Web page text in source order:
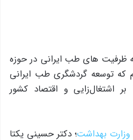
ظرفیت های طب ایرانی در حوزه
که توسعه گردشگری طب ایرانی
بر اشتغال‌زایی و اقتصاد کشور
بهداشت؛ دکتر حسینی یکتا